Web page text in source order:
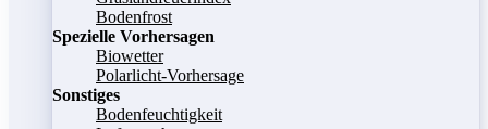
Bodenfrost
Spezielle Vorhersagen
Biowetter
Polarlicht-Vorhersage
Sonstiges
Bodenfeuchtigkeit